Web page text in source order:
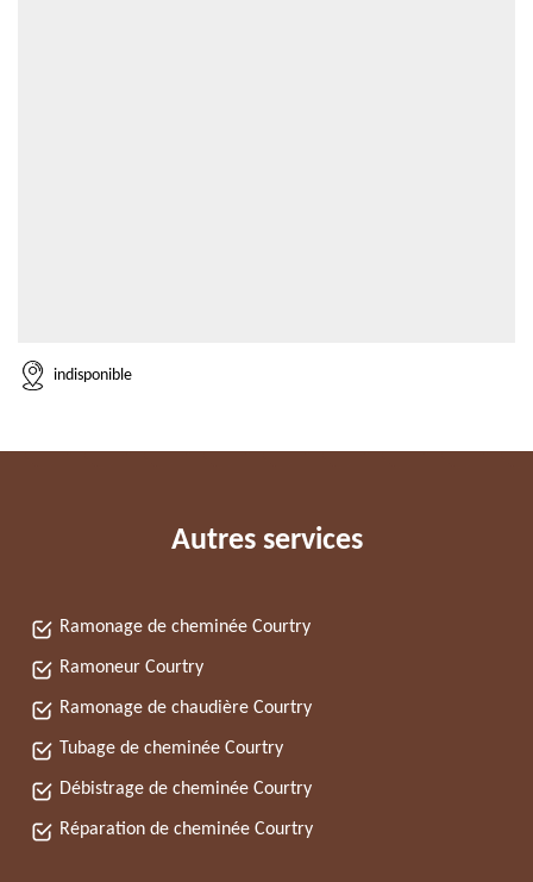
indisponible
Autres services
Ramonage de cheminée Courtry
Ramoneur Courtry
Ramonage de chaudière Courtry
Tubage de cheminée Courtry
Débistrage de cheminée Courtry
Réparation de cheminée Courtry